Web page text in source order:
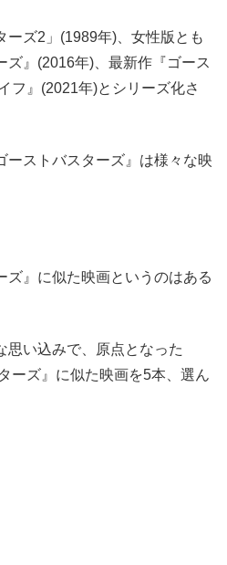
ーズ2」(1989年)、女性版とも
ズ』(2016年)、最新作『ゴース
フ』(2021年)とシリーズ化さ
ーストバスターズ』は様々な映
ズ』に似た映画というのはある
思い込みで、原点となった
ーズ』に似た映画を5本、選ん